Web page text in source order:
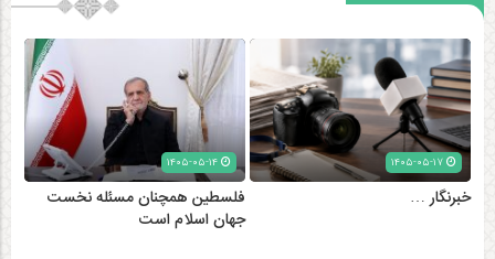
۱۴۰۵-۰۵-۱۷
خبرنگار …
فلسطین همچنان مسئله نخست
جهان اسلام است